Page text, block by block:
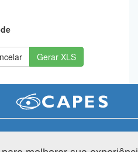
Gerar XLS
2022 Capes. Todos os direitos reservados.